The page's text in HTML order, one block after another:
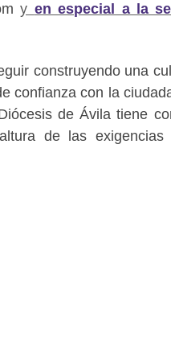
y en especial a la
construyendo una
confianza con la
de Ávila tiene
de las exigencias